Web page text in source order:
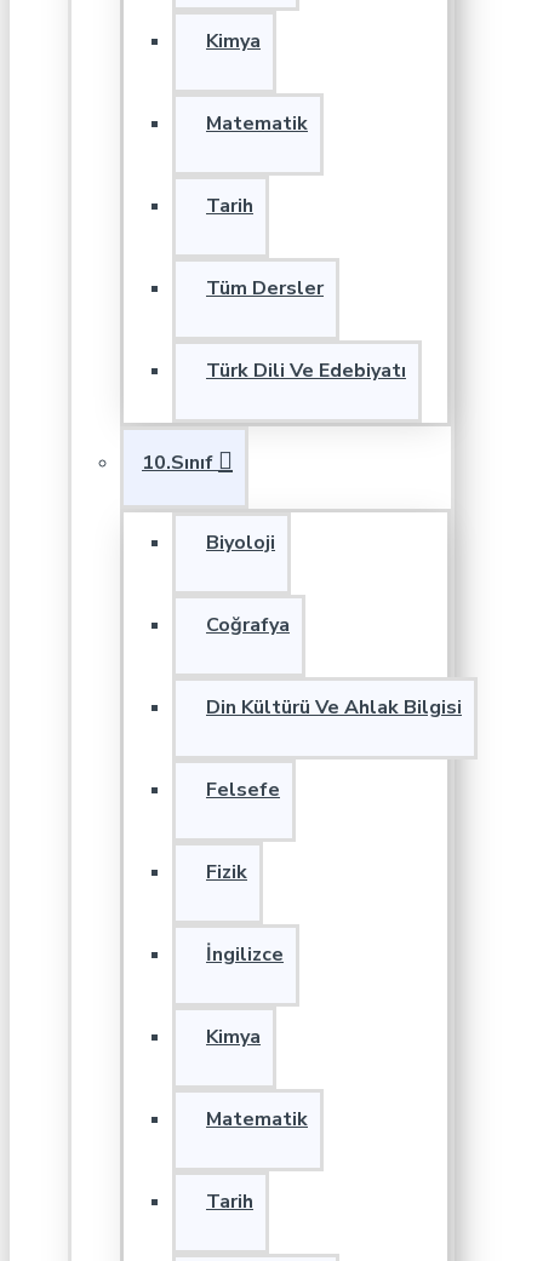
Kimya
Matematik
Tarih
Tüm Dersler
Türk Dili Ve Edebiyatı
10.Sınıf
Biyoloji
Coğrafya
Din Kültürü Ve Ahlak Bilgisi
Felsefe
Fizik
İngilizce
Kimya
Matematik
Tarih